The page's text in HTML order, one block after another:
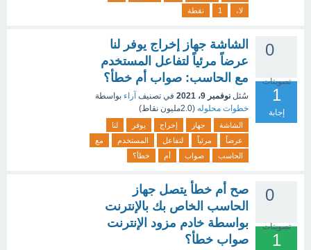
لا،
1 نقطة
0
تصويتات
1
إجابة
الشاشة جهاز إخراج يوفر لنا
عرضاً مرئياً لتفاعل المستخدم
مع الحاسب: صواب أم خطأ؟
سُئل نوفمبر 9، 2021 في تصنيف آراء بواسطة
خطوات محلوله (2.0مليون نقاط)
الشاشة جهاز إخراج يوفر
لنا
عرضاً
مرئياً لتفاعل المستخدم
مع
الحاسب
صواب أم خطأ؟
0
تصويتات
1
صح أم خطأ يتصل جهاز
الحاسب الخاص بك بالإنترنت
بواسطة خادم مزود الإنترنت
صواب خطأ؟